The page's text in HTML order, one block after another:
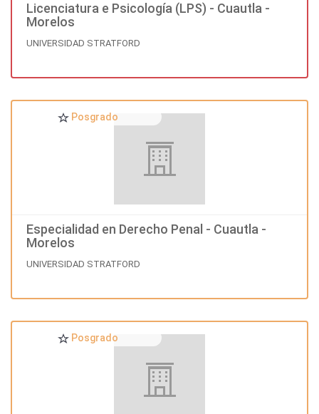
Licenciatura e Psicología (LPS) - Cuautla -
Morelos
UNIVERSIDAD STRATFORD
Especialidad en Derecho Penal - Cuautla -
Morelos
UNIVERSIDAD STRATFORD
Posgrado
Posgrado